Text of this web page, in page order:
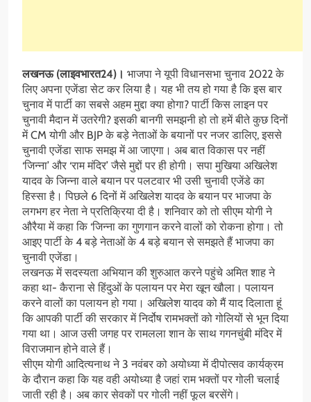
लखनऊ (लाइवभारत24)। भाजपा ने यूपी विधानसभा चुनाव 2022 के
लिए अपना एजेंडा सेट कर लिया है। यह भी तय हो गया है कि इस बार
चुनाव में पार्टी का सबसे अहम मुद्दा क्या होगा? पार्टी किस लाइन पर
चुनावी मैदान में उतरेगी? इसकी बानगी समझनी हो तो हमें बीते कुछ दिनों
में CM योगी और BJP के बड़े नेताओं के बयानों पर नजर डालिए, इससे
चुनावी एजेंडा साफ समझ में आ जाएगा। अब बात विकास पर नहीं
‘जिन्ना’ और ‘राम मंदिर’ जैसे मुद्दों पर ही होगी। सपा मुखिया अखिलेश
यादव के जिन्ना वाले बयान पर पलटवार भी उसी चुनावी एजेंडे का
हिस्सा है। पिछले 6 दिनों में अखिलेश यादव के बयान पर भाजपा के
लगभग हर नेता ने प्रतिक्रिया दी है। शनिवार को तो सीएम योगी ने
औरैया में कहा कि ‘जिन्ना का गुणगान करने वालों को रोकना होगा। तो
आइए पार्टी के 4 बड़े नेताओं के 4 बड़े बयान से समझते हैं भाजपा का
चुनावी एजेंडा।
लखनऊ में सदस्यता अभियान की शुरुआत करने पहुंचे अमित शाह ने
कहा था- कैराना से हिंदुओं के पलायन पर मेरा खून खौला। पलायन
करने वालों का पलायन हो गया। अखिलेश यादव को मैं याद दिलाता हूं
कि आपकी पार्टी की सरकार में निर्दोष रामभक्तों को गोलियों से भून दिया
गया था। आज उसी जगह पर रामलला शान के साथ गगनचुंबी मंदिर में
विराजमान होने वाले हैं।
सीएम योगी आदित्यनाथ ने 3 नवंबर को अयोध्या में दीपोत्सव कार्यक्रम
के दौरान कहा कि यह वही अयोध्या है जहां राम भक्तों पर गोली चलाई
जाती रही है। अब कार सेवकों पर गोली नहीं फूल बरसेंगे।